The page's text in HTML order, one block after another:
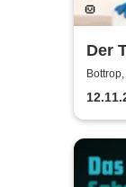
Der
KG